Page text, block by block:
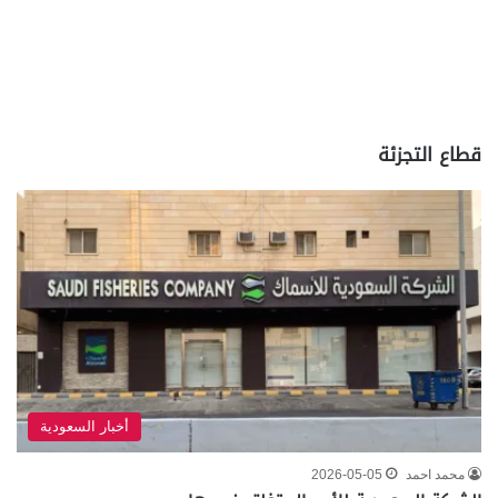
قطاع التجزئة
أخبار السعودية
محمد احمد 2026-05-05